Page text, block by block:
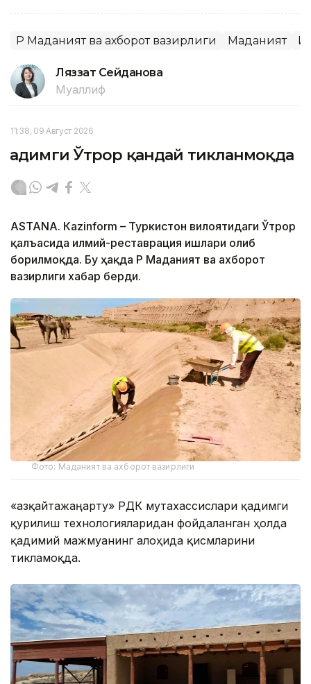
ҚР Маданият ва ахборот вазирлиги Маданият
Ляззат Сейданова
Муаллиф
11:38, 09 Август 2026
Қадимги Ўтрор қандай тикланмоқда
ASTANА. Кazinform – Туркистон вилоятидаги Ўтрор
қалъасида илмий-реставрация ишлари олиб
борилмоқда. Бу ҳақда ҚР Маданият ва ахборот
вазирлиги хабар берди.
Фото: Маданият ва ахборот вазирлиги
«Қазқайтажаңарту» РДК мутахассислари қадимги
қурилиш технологияларидан фойдаланган ҳолда
қадимий мажмуанинг алоҳида қисмларини
тикламоқда.